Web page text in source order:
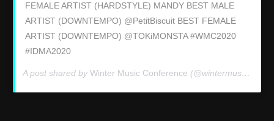
FEMALE ARTIST (HARDSTYLE) MANDY BEST MALE
ARTIST (DOWNTEMPO) @PetitBiscuit BEST FEMALE
ARTIST (DOWNTEMPO) @TOKiMONSTA #WMC2020
#IDMA2020
A post shared by Winter Music Conference (@wintermusicconference) on